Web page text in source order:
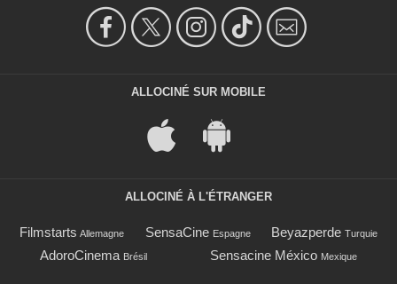
ALLOCINÉ SUR MOBILE
ALLOCINÉ À L'ÉTRANGER
Filmstarts Allemagne SensaCine Espagne Beyazperde Turquie
AdoroCinema Brésil Sensacine México Mexique